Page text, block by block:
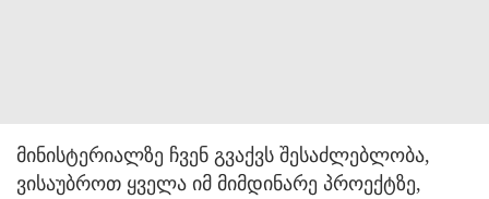
მინისტერიალზე ჩვენ გვაქვს შესაძლებლობა,
ვისაუბროთ ყველა იმ მიმდინარე პროექტზე,